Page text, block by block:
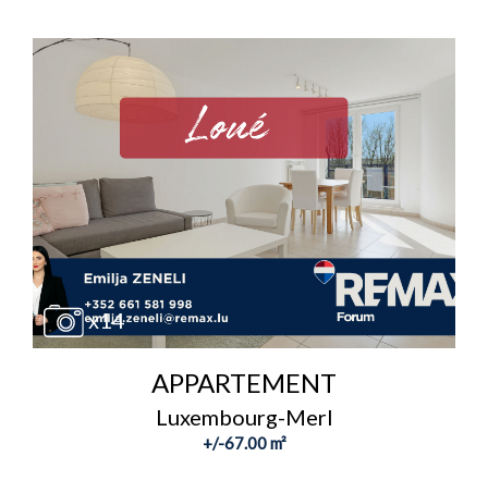
x14
APPARTEMENT
Luxembourg-Merl
+/-67.00 m²